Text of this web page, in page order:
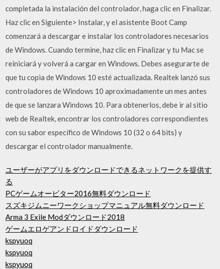
completada la instalación del controlador, haga clic en Finalizar.
Haz clic en Siguiente> Instalar, y el asistente Boot Camp
comenzará a descargar e instalar los controladores necesarios
de Windows. Cuando termine, haz clic en Finalizar y tu Mac se
reiniciará y volverá a cargar en Windows. Debes asegurarte de
que tu copia de Windows 10 esté actualizada. Realtek lanzó sus
controladores de Windows 10 aproximadamente un mes antes
de que se lanzara Windows 10. Para obtenerlos, debe ir al sitio
web de Realtek, encontrar los controladores correspondientes
con su sabor específico de Windows 10 (32 o 64 bits) y
descargar el controlador manualmente.
ユーザーがアプリをダウンロードできるネットワークを提供す
る
PCゲームオービター2016無料ダウンロード
スズキジムニーワークショップマニュアル無料ダウンロード
Arma 3 Exile Modダウンロード2018
ゲームエロゲアンドロイドダウンロード
kspyuoq
kspyuoq
kspyuoq